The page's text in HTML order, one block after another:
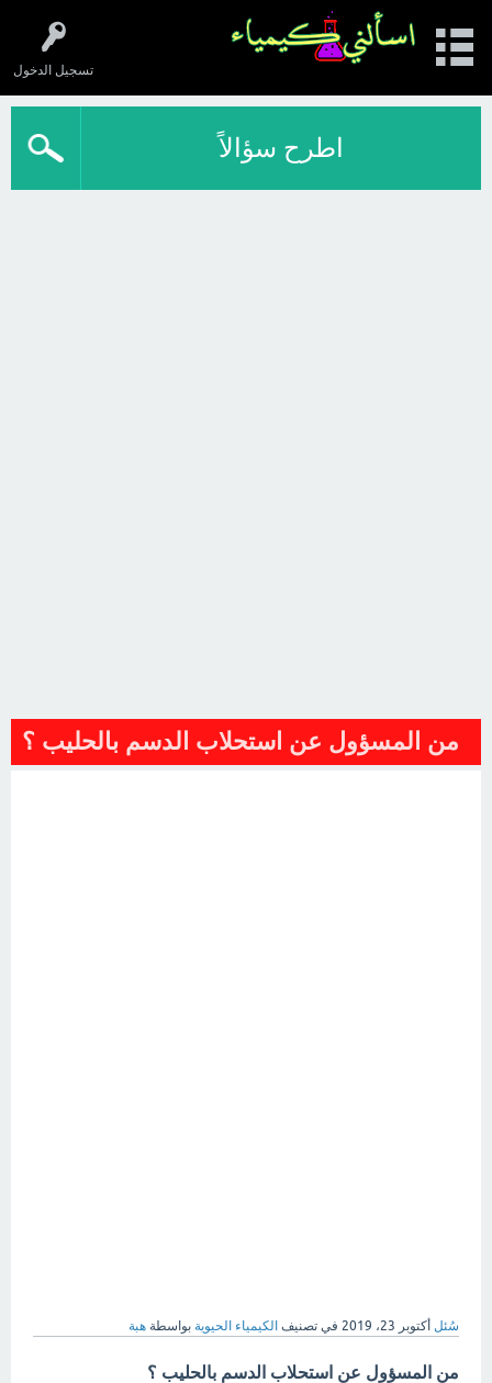
تسجيل الدخول
اطرح سؤالاً
من المسؤول عن استحلاب الدسم بالحليب ؟
سُئل أكتوبر 23، 2019 في تصنيف الكيمياء الحيوية بواسطة هبة
من المسؤول عن استحلاب الدسم بالحليب ؟